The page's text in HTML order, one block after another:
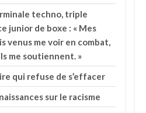
techno, triple
junior de boxe : « Mes
venus me voir en combat,
me soutiennent. »
qui refuse de s’effacer
sur le racisme